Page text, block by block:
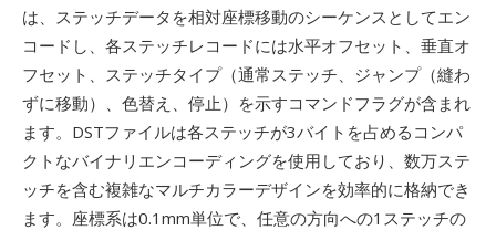
は、ステッチデータを相対座標移動のシーケンスとしてエン
コードし、各ステッチレコードには水平オフセット、垂直オ
フセット、ステッチタイプ（通常ステッチ、ジャンプ（縫わ
ずに移動）、色替え、停止）を示すコマンドフラグが含まれ
ます。DSTファイルは各ステッチが3バイトを占めるコンパ
クトなバイナリエンコーディングを使用しており、数万ステ
ッチを含む複雑なマルチカラーデザインを効率的に格納でき
ます。座標系は0.1mm単位で、任意の方向への1ステッチの